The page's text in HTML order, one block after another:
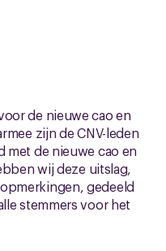
de nieuwe cao en
zijn de CNV-leden
met de nieuwe cao en
wij deze uitslag,
gedeeld
stemmers voor het